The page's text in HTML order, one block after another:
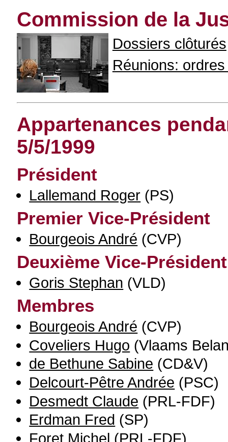
Commission de la
Dossiers clôturés
Réunions:
Appartenances
5/5/1999
Président
Lallemand Roger (PS)
Premier Vice-Président
Bourgeois André (CVP)
Deuxième Vice-Président
Goris Stephan (VLD)
Membres
Bourgeois André (CVP)
Coveliers Hugo (Vlaams
de Bethune Sabine (CD&V)
Delcourt-Pêtre Andrée (PSC)
Desmedt Claude (PRL-FDF)
Erdman Fred (SP)
Foret Michel (PRL-FDF)